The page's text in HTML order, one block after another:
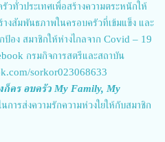
วทั่วประเทศเพื่อสร้างความตระหนักให้
างสัมพันธภาพในครอบครัวที่เข้มแข็ง และ
อง สมาชิกให้ห่างไกลจาก Covid – 19
กรมกิจการสตรีและสถาบัน
sorkor023068633
คร อบครัว My Family, My
นการส่งความรักความห่วงใยให้กับสมาชิก